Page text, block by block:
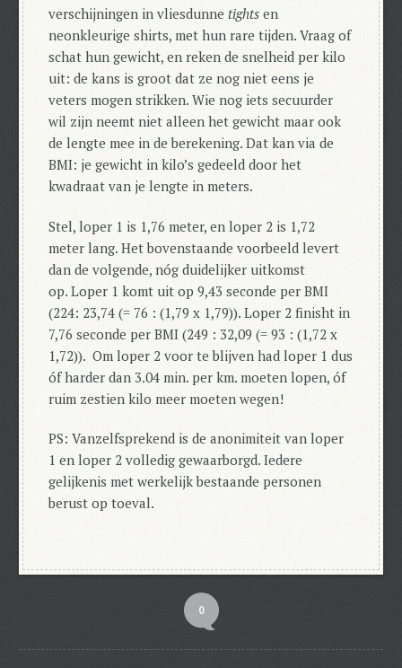
verschijningen in vliesdunnetights en
neonkleurige shirts, met hun rare tijden. Vraag of
schat hun gewicht, en reken de snelheid per kilo
uit: de kans is groot dat ze nog niet eens je
veters mogen strikken. Wie nog iets secuurder
wil zijn neemt niet alleen het gewicht maar ook
de lengte mee in de berekening. Dat kan via de
BMI: je gewicht in kilo’s gedeeld door het
kwadraat van je lengte in meters.
Stel, loper 1 is 1,76 meter, en loper 2 is 1,72
meter lang. Het bovenstaande voorbeeld levert
dan de volgende, nóg duidelijker uitkomst
op. Loper 1 komt uit op 9,43 seconde per BMI
(224: 23,74 (= 76 : (1,79 x 1,79)). Loper 2 finisht in
7,76 seconde per BMI (249 : 32,09 (= 93 : (1,72 x
1,72)). Om loper 2 voor te blijven had loper 1 dus
óf harder dan 3.04 min. per km. moeten lopen, óf
ruim zestien kilo meer moeten wegen!
PS: Vanzelfsprekend is de anonimiteit van loper
1 en loper 2 volledig gewaarborgd. Iedere
gelijkenis met werkelijk bestaande personen
berust op toeval.
0